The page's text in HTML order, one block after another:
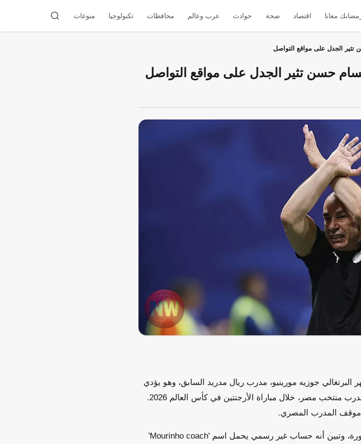
معانا اقتصاد صحة حوادث عرب وعالم محافظات تكنولوجيا منوعات
الجدل على مواقع التواصل
حسن تثير الجدل على مواقع التواصل
جوزيه مورينيو، مدرب ريال مدريد السابق، وهو يؤدي
إشارة مشابهة لتلك التي قام بها حسام حسن، مدرب منتخب مصر، خلال مباراة الأرجنتين في كأس العالم 2026.
موقف المدرب المصري.
تحقق فريق التحرير من الحساب الذي نشر الصورة، وتبين أنه حساب غير رسمي يحمل اسم 'Mourinho coach'